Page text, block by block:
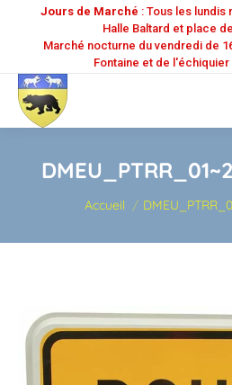
Jours de Marché : Tous les lundis
Halle Baltard et place
Marché nocturne du vendredi de
Fontaine et de l'échiquier
Vous êtes ici :
Accueil